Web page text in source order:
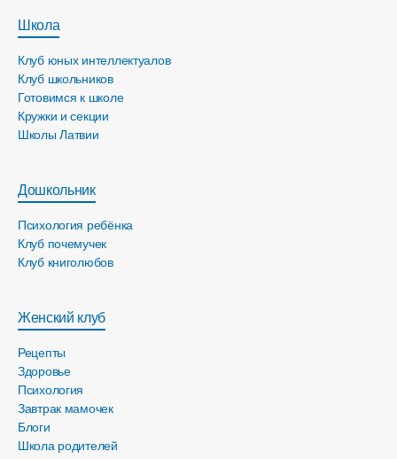
Школа
Клуб юных интеллектуалов
Клуб школьников
Готовимся к школе
Кружки и секции
Школы Латвии
Дошкольник
Психология ребёнка
Клуб почемучек
Клуб книголюбов
Женский клуб
Рецепты
Здоровье
Психология
Завтрак мамочек
Блоги
Школа родителей